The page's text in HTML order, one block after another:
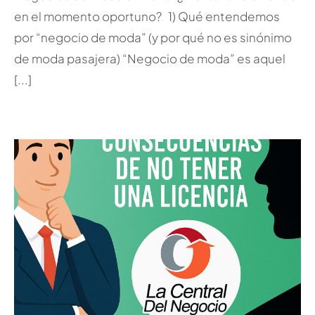
en el momento oportuno? 1) Qué entendemos
por “negocio de moda” (y por qué no es sinónimo
de moda pasajera) “Negocio de moda” es aquel
[...]